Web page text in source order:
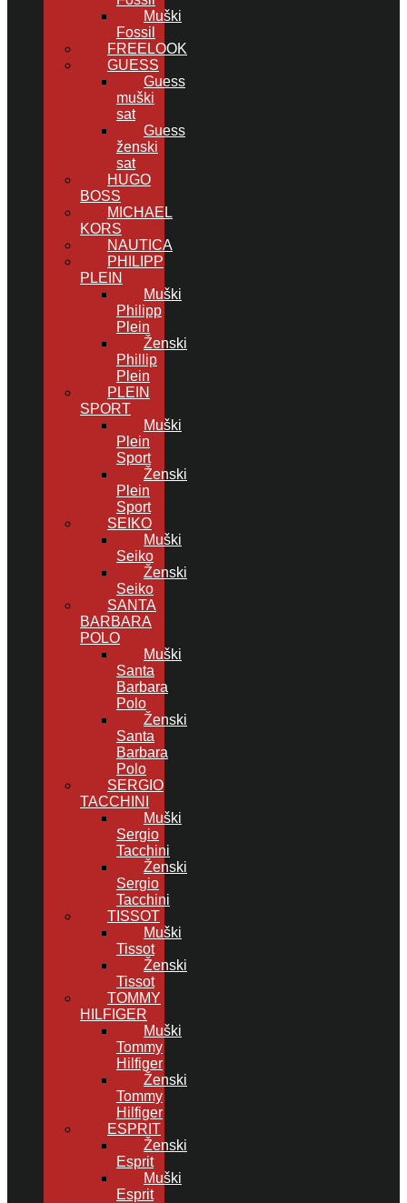
Muški
Fossil
FREELOOK
GUESS
Guess
muški
sat
Guess
ženski
sat
HUGO
BOSS
MICHAEL
KORS
NAUTICA
PHILIPP
PLEIN
Muški
Philipp
Plein
Ženski
Phillip
Plein
PLEIN
SPORT
Muški
Plein
Sport
Ženski
Plein
Sport
SEIKO
Muški
Seiko
Ženski
Seiko
SANTA
BARBARA
POLO
Muški
Santa
Barbara
Polo
Ženski
Santa
Barbara
Polo
SERGIO
TACCHINI
Muški
Sergio
Tacchini
Ženski
Sergio
Tacchini
TISSOT
Muški
Tissot
Ženski
Tissot
TOMMY
HILFIGER
Muški
Tommy
Hilfiger
Ženski
Tommy
Hilfiger
ESPRIT
Ženski
Esprit
Muški
Esprit